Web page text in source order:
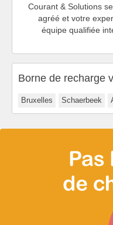
Courant & Solutions
agréé et votre
équipe qualifiée
Borne de recharge
Bruxelles Schaerbeek